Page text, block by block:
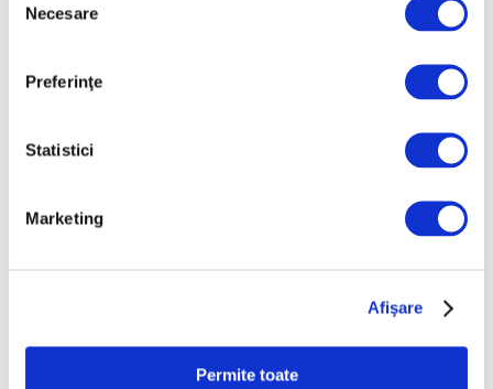
consimțământului
Necesare
Preferinţe
Statistici
Marketing
Afişare
Permite toate
Artǎ